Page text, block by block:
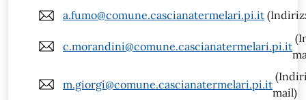
a.fumo@comune.cascianatermelari.pi.it
c.morandini@comune.cascianatermelari.pi.it
m.giorgi@comune.cascianatermelari.pi.it
mail)